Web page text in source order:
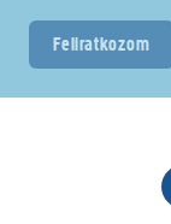
Feliratkozom